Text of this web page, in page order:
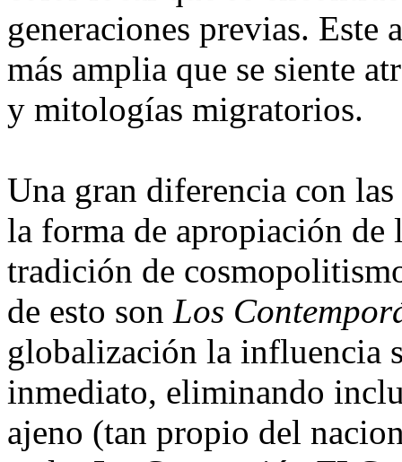
generaciones previas.
más amplia que se siente
y mitologías migratorios.
Una gran diferencia con
la forma de apropiación
tradición de
de esto son Los
globalización la influencia
inmediato, eliminando
ajeno (tan propio del